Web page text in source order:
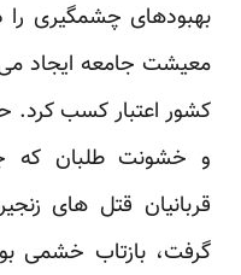
بهبودهای چشمگیری را
معیشت جامعه ایجاد
کشور اعتبار کسب کرد.
و خشونت طلبان که
قربانیان قتل های
گرفت، بازتاب خشمی